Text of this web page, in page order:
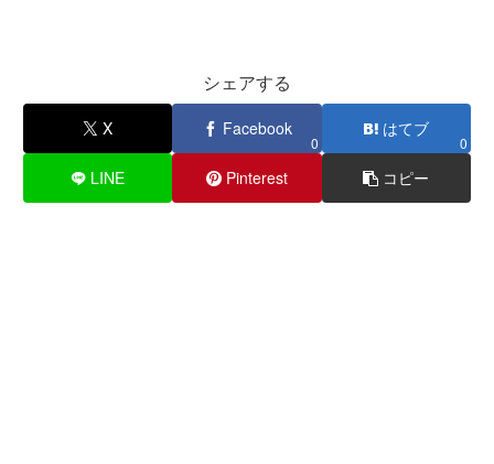
シェアする
X Facebook
0
はてブ
0
LINE Pinterest コピー